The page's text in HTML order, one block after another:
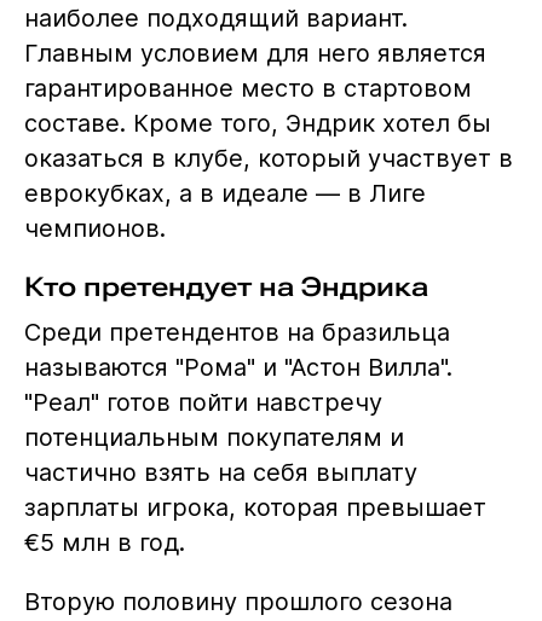
наиболее подходящий вариант.
Главным условием для него является
гарантированное место в стартовом
составе. Кроме того, Эндрик хотел бы
оказаться в клубе, который участвует в
еврокубках, а в идеале — в Лиге
чемпионов.
Кто претендует на Эндрика
Среди претендентов на бразильца
называются "Рома" и "Астон Вилла".
"Реал" готов пойти навстречу
потенциальным покупателям и
частично взять на себя выплату
зарплаты игрока, которая превышает
€5 млн в год.
Вторую половину прошлого сезона